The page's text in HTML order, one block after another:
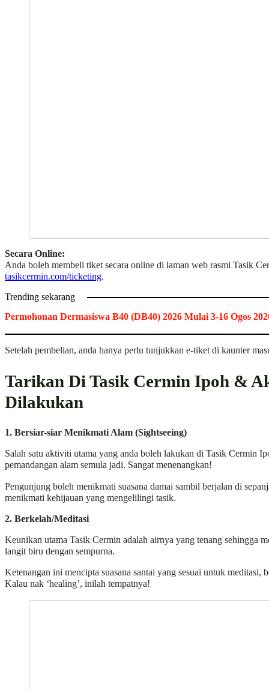
Secara Online:
Anda boleh membeli tiket secara online di laman web rasmi Tasik
tasikcermin.com/ticketing.
Trending sekarang
Permohonan Dermasiswa B40 (DB40) 2026 Mulai 3-16 Ogos
Setelah pembelian, anda hanya perlu tunjukkan e-tiket di kaunter
Tarikan Di Tasik Cermin Ipoh &
Dilakukan
1. Bersiar-siar Menikmati Alam (Sightseeing)
Salah satu aktiviti utama yang anda boleh lakukan di Tasik Cermin
pemandangan alam semula jadi. Sangat menenangkan!
Pengunjung boleh menikmati suasana damai sambil berjalan di
menikmati kehijauan yang mengelilingi tasik.
2. Berkelah/Meditasi
Keunikan utama Tasik Cermin adalah airnya yang tenang sehingga
langit biru dengan sempurna.
Ketenangan ini mencipta suasana santai yang sesuai untuk meditasi,
Kalau nak ‘healing’, inilah tempatnya!